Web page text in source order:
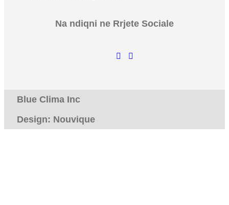
Na ndiqni ne Rrjete Sociale
Blue Clima Inc
Design: Nouvique